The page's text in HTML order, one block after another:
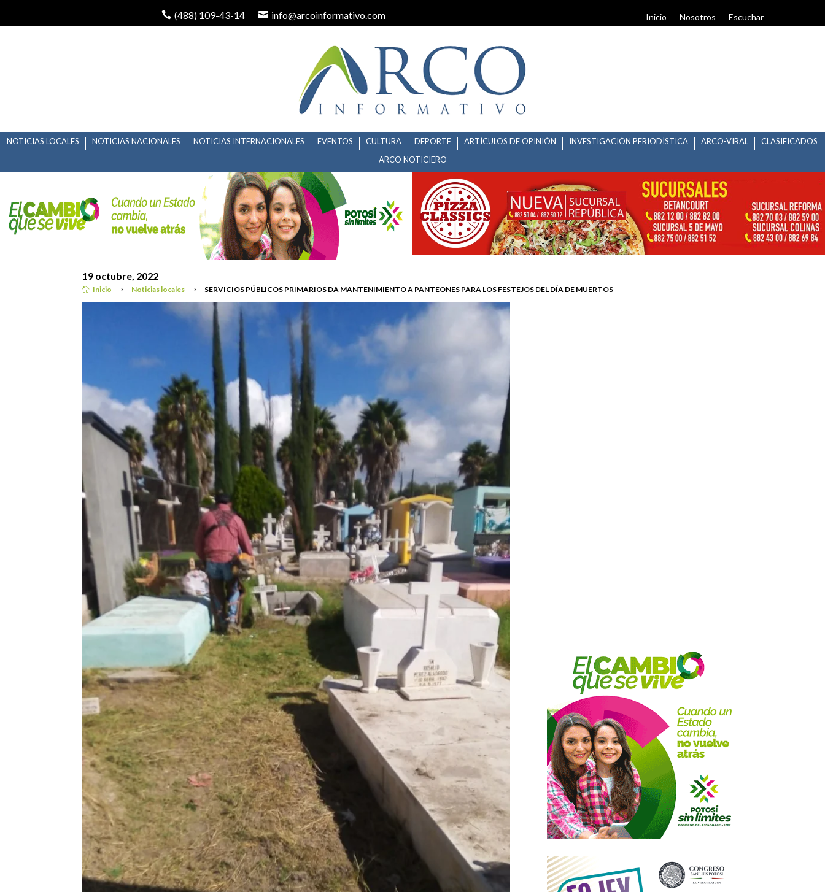
(488) 109-43-14 info@arcoinformativo.com Inicio Nosotros Escuchar
NOTICIAS LOCALES NOTICIAS NACIONALES NOTICIAS INTERNACIONALES EVENTOS CULTURA DEPORTE ARTÍCULOS DE OPINIÓN INVESTIGACIÓN PERIODÍSTICA ARCO-VIRAL
CLASIFICADOS
ARCO NOTICIERO
 Inicio 5 Noticias locales 5 SERVICIOS PÚBLICOS PRIMARIOS DA MANTENIMIENTO A PANTEONES PARA LOS FESTEJOS DEL DÍA DE MUERTOS
SERVICIOS PÚBLICOS PRIMARIOS DA MANTENIMIENTO A PANTEONES PARA
LOS FESTEJOS DEL DÍA DE MUERTOS
19 octubre, 2022